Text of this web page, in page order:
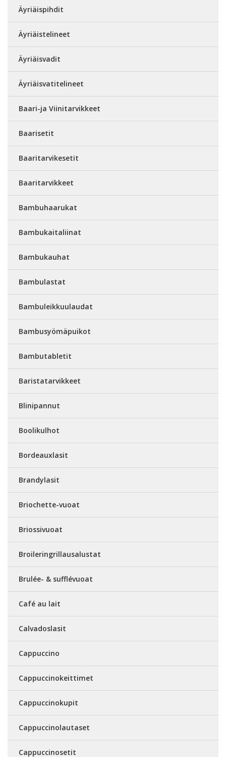
Äyriäispihdit
Äyriäistelineet
Äyriäisvadit
Äyriäisvatitelineet
Baari-ja Viinitarvikkeet
Baarisetit
Baaritarvikesetit
Baaritarvikkeet
Bambuhaarukat
Bambukaitaliinat
Bambukauhat
Bambulastat
Bambuleikkuulaudat
Bambusyömäpuikot
Bambutabletit
Baristatarvikkeet
Blinipannut
Boolikulhot
Bordeauxlasit
Brandylasit
Briochette-vuoat
Briossivuoat
Broileringrillausalustat
Brulée- & sufflévuoat
Café au lait
Calvadoslasit
Cappuccino
Cappuccinokeittimet
Cappuccinokupit
Cappuccinolautaset
Cappuccinosetit